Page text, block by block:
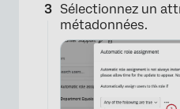
Sélectionnez un
métadonnées.